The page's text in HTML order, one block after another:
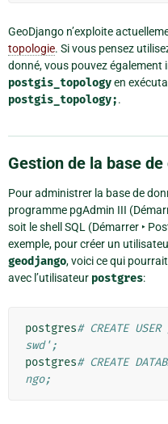
GeoDjango n’exploite
topologie. Si vous pensez
donné, vous pouvez également
postgis_topologyen
postgis_topology;.
Gestion de la base de
Pour administrer la base de
programme pgAdmin III (
soit le shell SQL (Démarrer ‣
exemple, pour créer un
geodjango, voici ce qui
avec l’utilisateur postgres:
postgres# CREATE
swd';
postgres# CREATE
ngo;